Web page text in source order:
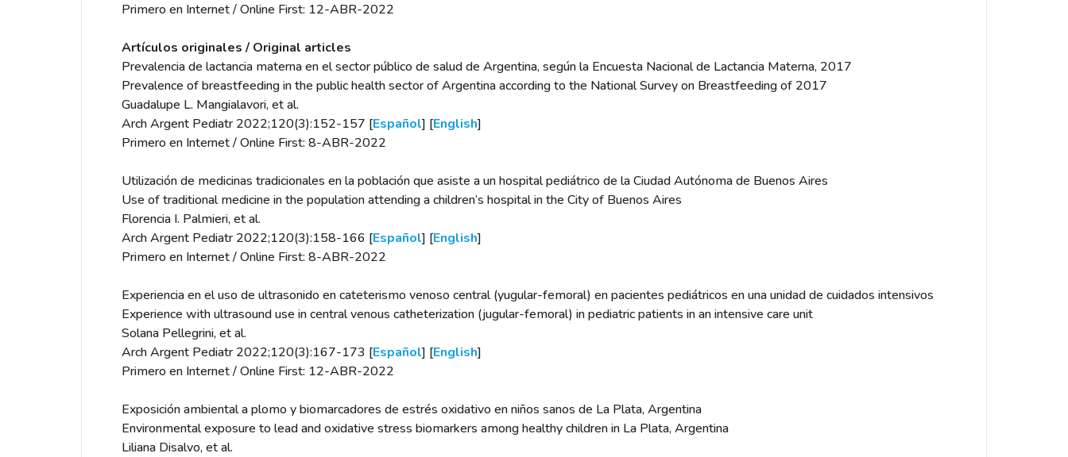
Primero en Internet / Online First: 12-ABR-2022
Artículos originales / Original articles
Prevalencia de lactancia materna en el sector público de salud de Argentina, según la Encuesta Nacional de Lactancia Materna, 2017
Prevalence of breastfeeding in the public health sector of Argentina according to the National Survey on Breastfeeding of 2017
Guadalupe L. Mangialavori, et al.
Arch Argent Pediatr 2022;120(3):152-157 [Español] [English]
Primero en Internet / Online First: 8-ABR-2022
Utilización de medicinas tradicionales en la población que asiste a un hospital pediátrico de la Ciudad Autónoma de Buenos Aires
Use of traditional medicine in the population attending a children’s hospital in the City of Buenos Aires
Florencia I. Palmieri, et al.
Arch Argent Pediatr 2022;120(3):158-166 [Español] [English]
Primero en Internet / Online First: 8-ABR-2022
Experiencia en el uso de ultrasonido en cateterismo venoso central (yugular-femoral) en pacientes pediátricos en una unidad de cuidados intensivos
Experience with ultrasound use in central venous catheterization (jugular-femoral) in pediatric patients in an intensive care unit
Solana Pellegrini, et al.
Arch Argent Pediatr 2022;120(3):167-173 [Español] [English]
Primero en Internet / Online First: 12-ABR-2022
Exposición ambiental a plomo y biomarcadores de estrés oxidativo en niños sanos de La Plata, Argentina
Environmental exposure to lead and oxidative stress biomarkers among healthy children in La Plata, Argentina
Liliana Disalvo, et al.